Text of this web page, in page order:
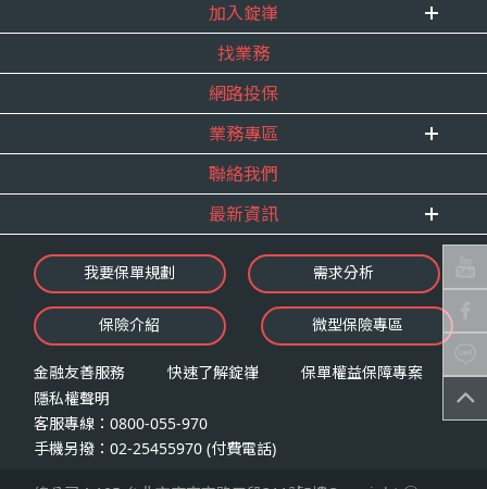
四、當事人依個資法第三條規定得行使之權利及方
（一）當事人得行使之權利
台端就錠嵂公司向 台端所蒐集之個人資
料，得向錠嵂公司行使下列權利，除法令
另有規定或履行契約所必要外，錠嵂公司
查詢或請求閱覽。
請求製給複製本。
請求補充或更正。
請求停止蒐集、處理或利用。
請求刪除。
（二）當事人行使權利之方式
台端如欲行使上述權利時，得以書面方式
向錠嵂公司申請，申請書面送達地址：台
企業資訊
重要事跡
得獎紀錄
服務宣言
合作夥伴
加入錠嵂
內勤招聘
精英招募
年度增員計畫
找業務
網路投保
業務專區
E 線資源網
聯絡我們
最新資訊
最新消息
錠嵂焦點
影音頻道
業務資源分享
我要保單規劃 需求分析
保險介紹 微型保險專區
金融友善服務 快速了解錠嵂
保單權益保障專案
隱私權聲明
客服專線：0800-055-970
手機另撥：02-25455970 (付費電話)